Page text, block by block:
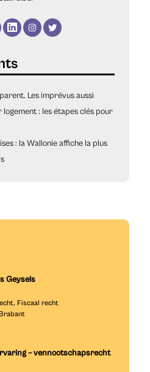
Les imprévus aussi
: les étapes clés pour
: la Wallonie affiche la plus
Geysels
Fiscaal recht
– vennootschapsrecht